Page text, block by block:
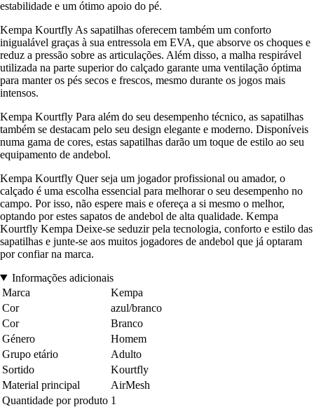
estabilidade e um ótimo apoio do pé.
Kempa Kourtfly As sapatilhas oferecem também um conforto
inigualável graças à sua entressola em EVA, que absorve os choques e
reduz a pressão sobre as articulações. Além disso, a malha respirável
utilizada na parte superior do calçado garante uma ventilação óptima
para manter os pés secos e frescos, mesmo durante os jogos mais
intensos.
Kempa Kourtfly Para além do seu desempenho técnico, as sapatilhas
também se destacam pelo seu design elegante e moderno. Disponíveis
numa gama de cores, estas sapatilhas darão um toque de estilo ao seu
equipamento de andebol.
Kempa Kourtfly Quer seja um jogador profissional ou amador, o
calçado é uma escolha essencial para melhorar o seu desempenho no
campo. Por isso, não espere mais e ofereça a si mesmo o melhor,
optando por estes sapatos de andebol de alta qualidade. Kempa
Kourtfly Kempa Deixe-se seduzir pela tecnologia, conforto e estilo das
sapatilhas e junte-se aos muitos jogadores de andebol que já optaram
por confiar na marca.
Informações adicionais
Marca
Kempa
Cor
azul/branco
Cor
Branco
Género
Homem
Grupo etário
Adulto
Sortido
Kourtfly
Material principal
AirMesh
Quantidade por produto 1